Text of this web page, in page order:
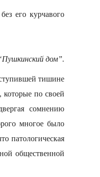
его курчавого
дом”.
тишине
которые по своей
сомнению
многое было
патологическая
общественной